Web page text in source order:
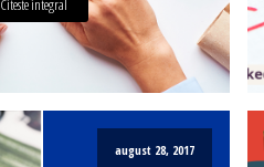
Citeste integral
august 28, 2017